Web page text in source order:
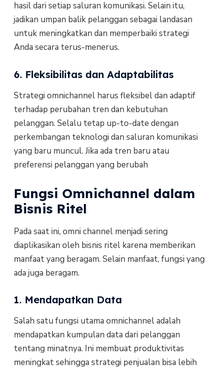
hasil dari setiap saluran komunikasi. Selain itu,
jadikan umpan balik pelanggan sebagai landasan
untuk meningkatkan dan memperbaiki strategi
Anda secara terus-menerus.
6. Fleksibilitas dan Adaptabilitas
Strategi omnichannel harus fleksibel dan adaptif
terhadap perubahan tren dan kebutuhan
pelanggan. Selalu tetap up-to-date dengan
perkembangan teknologi dan saluran komunikasi
yang baru muncul. Jika ada tren baru atau
preferensi pelanggan yang berubah
Fungsi Omnichannel dalam
Bisnis Ritel
Pada saat ini, omni channel menjadi sering
diaplikasikan oleh bisnis ritel karena memberikan
manfaat yang beragam. Selain manfaat, fungsi yang
ada juga beragam.
1. Mendapatkan Data
Salah satu fungsi utama omnichannel adalah
mendapatkan kumpulan data dari pelanggan
tentang minatnya. Ini membuat produktivitas
meningkat sehingga strategi penjualan bisa lebih